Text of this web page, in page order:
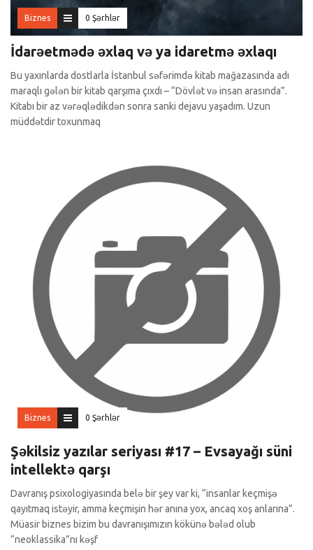
Biznes 0 Şərhlər
İdarəetmədə əxlaq və ya idaretmə əxlaqı
Bu yaxınlarda dostlarla İstanbul səfərimdə kitab mağazasında adı
maraqlı gələn bir kitab qarşıma çıxdı – “Dövlət və insan arasında”.
Kitabı bir az vərəqlədikdən sonra sanki dejavu yaşadım. Uzun
müddətdir toxunmaq
Biznes 0 Şərhlər
Şəkilsiz yazılar seriyası #17 – Evsayağı süni
intellektə qarşı
Davranış psixologiyasında belə bir şey var ki, “insanlar keçmişə
qayıtmaq istəyir, amma keçmişin hər anına yox, ancaq xoş anlarına”.
Müasir biznes bizim bu davranışımızın kökünə bələd olub
“neoklassika”nı kəşf